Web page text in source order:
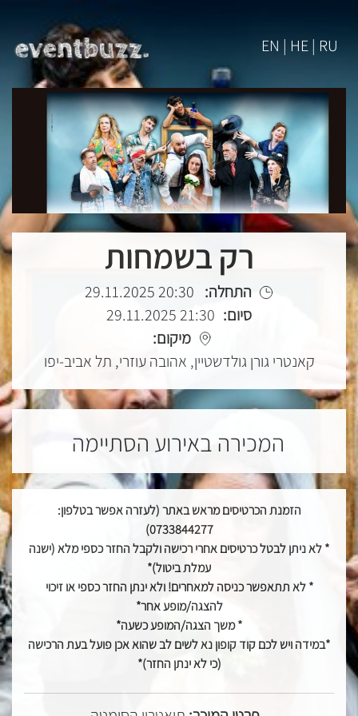
EN | HE | RU
רק בשמחות
התחלה: 20:30 29.11.2025
סיום: 21:30 29.11.2025
מיקום:
קאנטרי גורן גולדשטיין, אהובה עוזרי, תל אביב-יפו
המכירה באירוע הסתיימה
הזמנת הכרטיסים מראש באתר (לעזרה אפשר בטלפון:
0733844277)
* לא ניתן לבטל כרטיסים אחרי רכישה ולקבל החזר כספי מלא (ישנה
עמלת ביטול)*
* לא תתאפשר כניסה למאחרים! ולא ינתן החזר כספי או זיכוי
להצגה/מופע אחר*
* משך הצגה/המופע כשעה*
*במידה ויש לכם קוד קופון נא לשים לב שהוא אכן פועל בעת הרכישה
(כי לא ינתן החזר)*